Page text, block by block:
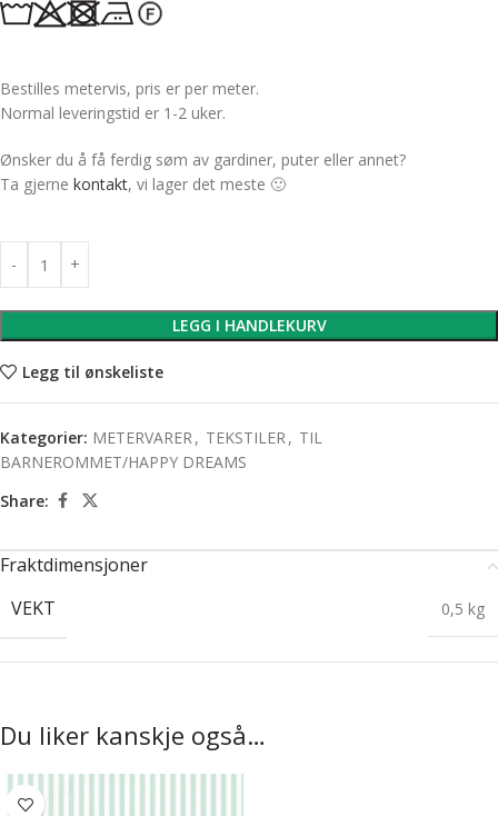
Bestilles metervis, pris er per meter.
Normal leveringstid er 1-2 uker.
Ønsker du å få ferdig søm av gardiner, puter eller annet?
Ta gjerne kontakt, vi lager det meste 🙂
LEGG I HANDLEKURV
Legg til ønskeliste
Kategorier: METERVARER, TEKSTILER, TIL
BARNEROMMET/HAPPY DREAMS
Share:
Fraktdimensjoner
VEKT
0,5 kg
Du liker kanskje også…